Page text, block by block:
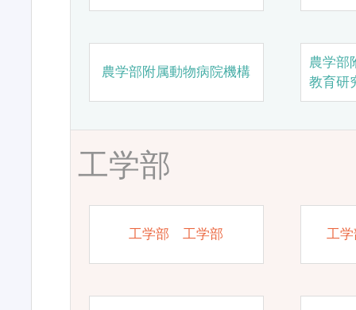
農学部附属動物病院機構
農学部
教育研
工学部
工学部 工学部 工